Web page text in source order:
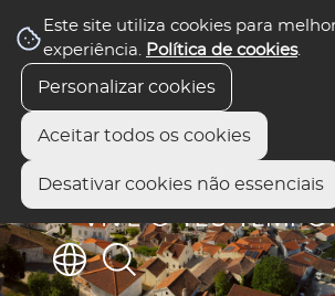
Este site utiliza cookies para
experiência. Política de cookies.
Personalizar cookies
Aceitar todos os cookies
Desativar cookies não essenciais